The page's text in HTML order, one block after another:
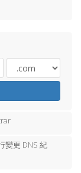
變更 DNS 紀